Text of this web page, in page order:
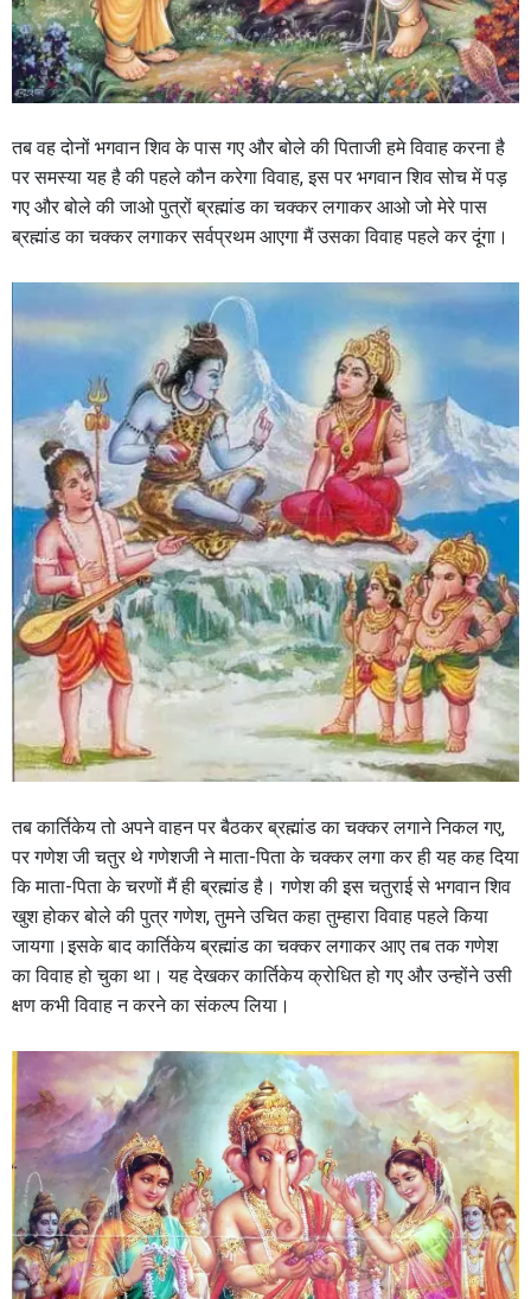
तब वह दोनों भगवान शिव के पास गए और बोले की पिताजी हमे विवाह करना है
पर समस्या यह है की पहले कौन करेगा विवाह, इस पर भगवान शिव सोच में पड़
गए और बोले की जाओ पुत्रों ब्रह्मांड का चक्कर लगाकर आओ जो मेरे पास
ब्रह्मांड का चक्कर लगाकर सर्वप्रथम आएगा मैं उसका विवाह पहले कर दूंगा।
तब कार्तिकेय तो अपने वाहन पर बैठकर ब्रह्मांड का चक्कर लगाने निकल गए,
पर गणेश जी चतुर थे गणेशजी ने माता-पिता के चक्कर लगा कर ही यह कह दिया
कि माता-पिता के चरणों मैं ही ब्रह्मांड है। गणेश की इस चतुराई से भगवान शिव
खुश होकर बोले की पुत्र गणेश, तुमने उचित कहा तुम्हारा विवाह पहले किया
जायगा।इसके बाद कार्तिकेय ब्रह्मांड का चक्कर लगाकर आए तब तक गणेश
का विवाह हो चुका था। यह देखकर कार्तिकेय क्रोधित हो गए और उन्होंने उसी
क्षण कभी विवाह न करने का संकल्प लिया।